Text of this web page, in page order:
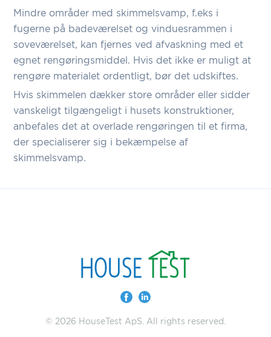
Mindre områder med skimmelsvamp, f.eks i
fugerne på badeværelset og vinduesrammen i
soveværelset, kan fjernes ved afvaskning med et
egnet rengøringsmiddel. Hvis det ikke er muligt at
rengøre materialet ordentligt, bør det udskiftes.
Hvis skimmelen dækker store områder eller sidder
vanskeligt tilgængeligt i husets konstruktioner,
anbefales det at overlade rengøringen til et firma,
der specialiserer sig i bekæmpelse af
skimmelsvamp.
© 2026 HouseTest ApS. All rights reserved.